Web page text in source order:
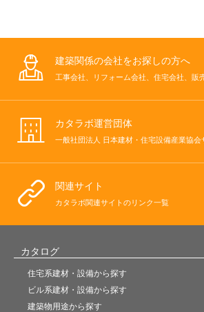
建築関係の会社をお探しの方へ
工事会社、リフォーム会社、住宅会社、販
カタラボ運営団体
一般社団法人 日本建材・住宅設備産業協会
関連サイト
カタラボ関連サイトのリンク一覧
カタログ
住宅系建材・設備から探す
ビル系建材・設備から探す
建築物用途から探す